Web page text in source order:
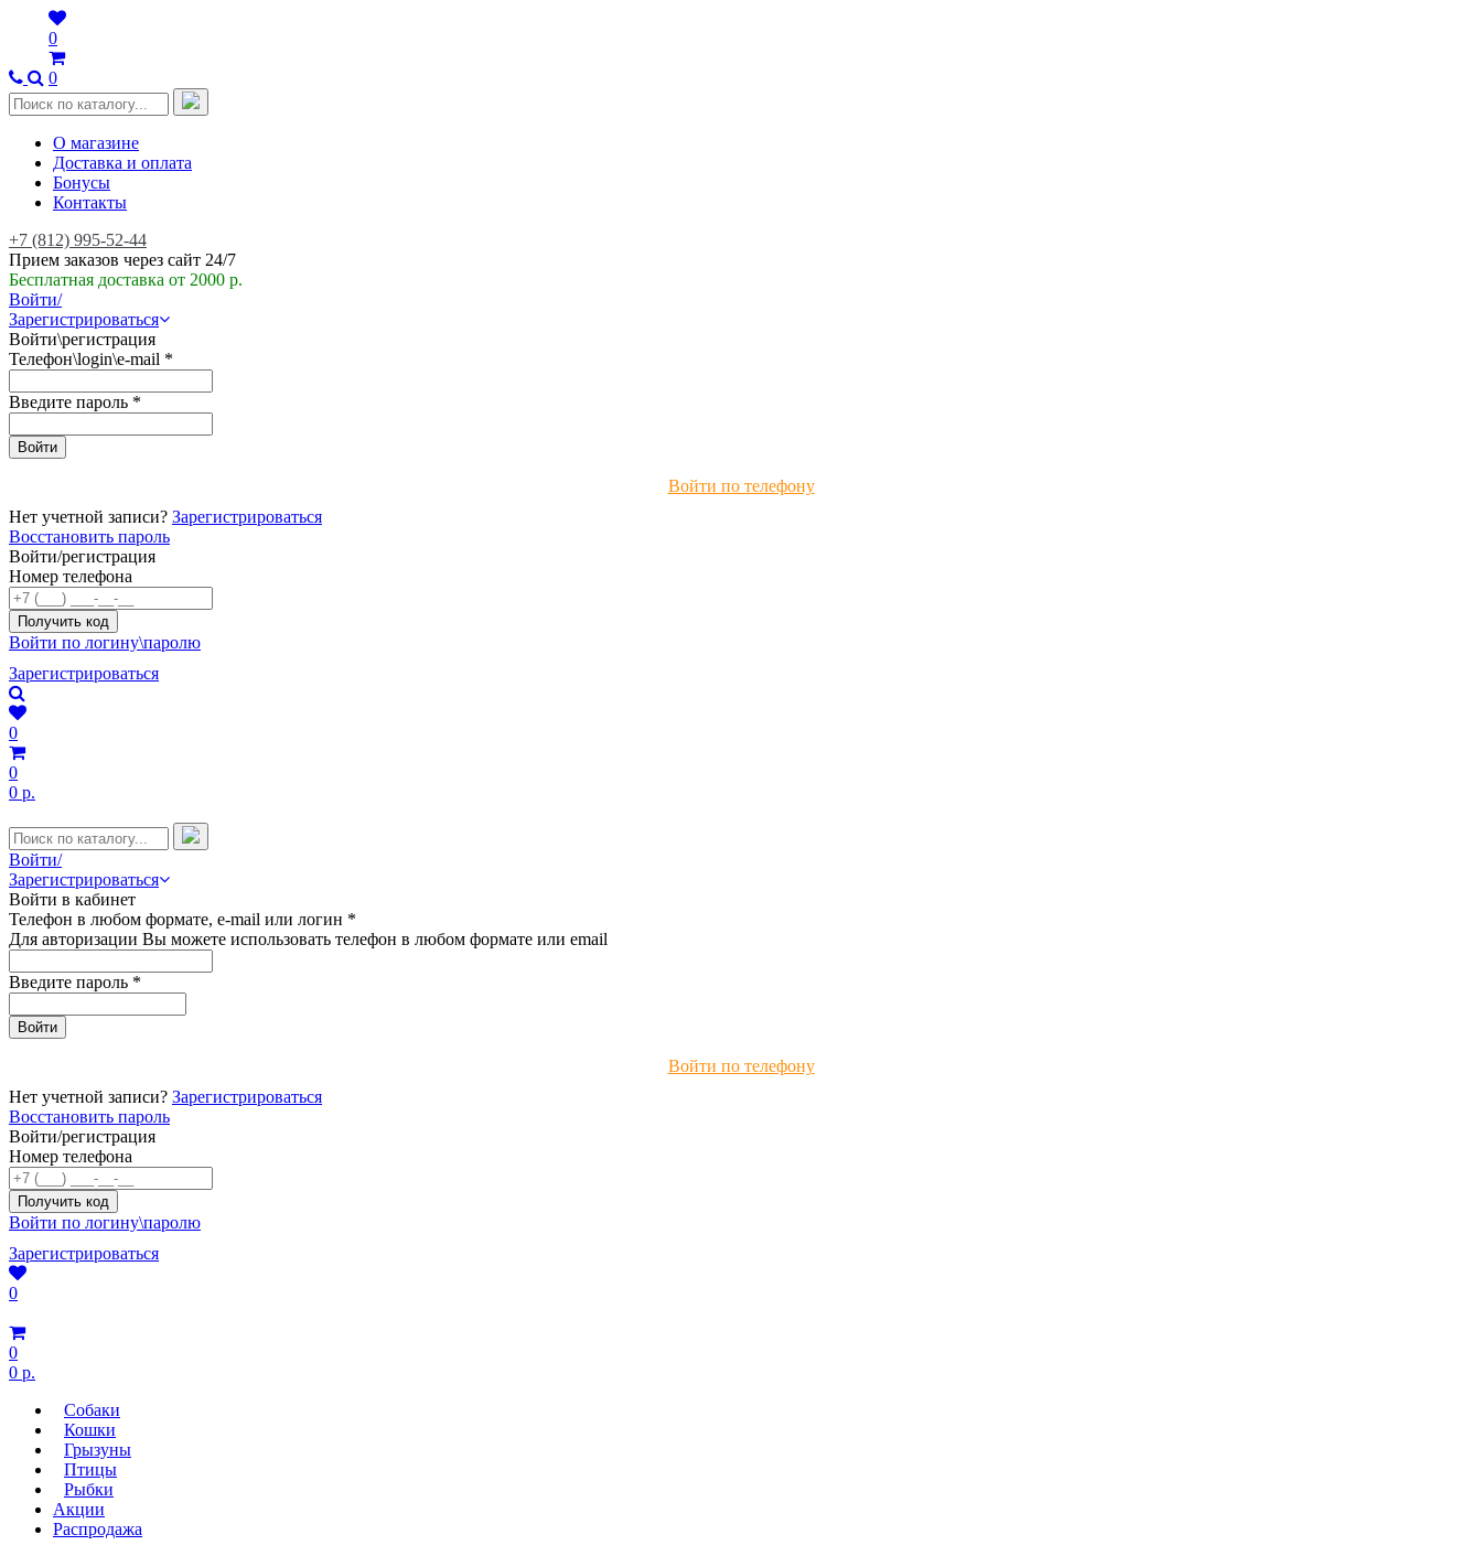
0
0
О магазине
Доставка и оплата
Бонусы
Контакты
+7 (812) 995-52-44
Прием заказов через сайт 24/7
Бесплатная доставка от 2000 р.
Войти/
Зарегистрироваться
Войти\регистрация
Телефон\login\e-mail *
Введите пароль *
Войти по телефону
Нет учетной записи? Зарегистрироваться
Восстановить пароль
Войти/регистрация
Номер телефона
Войти по логину\паролю
Зарегистрироваться
0
0
0 р.
Войти/
Зарегистрироваться
Войти в кабинет
Телефон в любом формате, e-mail или логин *
Для авторизации Вы можете использовать телефон в любом формате или email
Введите пароль *
Войти по телефону
Нет учетной записи? Зарегистрироваться
Восстановить пароль
Войти/регистрация
Номер телефона
Войти по логину\паролю
Зарегистрироваться
0
0
0 р.
Собаки
Кошки
Грызуны
Птицы
Рыбки
Акции
Распродажа